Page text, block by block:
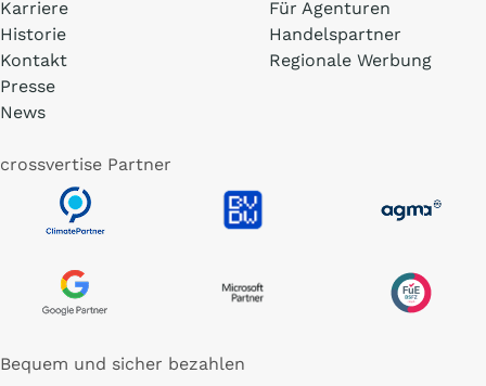
Karriere
Historie
Kontakt
Presse
News
Für Agenturen
Handelspartner
Regionale Werbung
crossvertise Partner
Bequem und sicher bezahlen